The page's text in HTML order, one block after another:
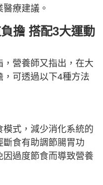
療建議。
擔 搭配3大運動
，營養師又指出，在大
可透過以下4種方法
式，減少消化系統的
食有助調節腸胃功
過度節食而導致營養